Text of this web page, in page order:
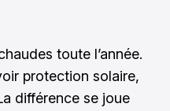
toute l’année.
protection solaire,
différence se joue